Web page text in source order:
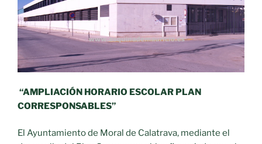
plazo
para
presentar
trabajos
a
Premios
y
Mujeres
“AMPLIACIÓN HORARIO ESCOLAR PLAN
CORRESPONSABLES”
El Ayuntamiento de Moral de Calatrava, mediante el